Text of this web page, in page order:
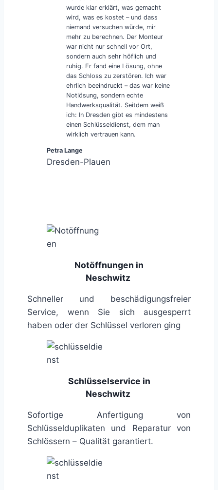
wurde klar erklärt, was gemacht
wird, was es kostet – und dass
niemand versuchen würde, mir
mehr zu berechnen. Der Monteur
war nicht nur schnell vor Ort,
sondern auch sehr höflich und
ruhig. Er fand eine Lösung, ohne
das Schloss zu zerstören. Ich war
ehrlich beeindruckt – das war keine
Notlösung, sondern echte
Handwerksqualität. Seitdem weiß
ich: In Dresden gibt es mindestens
einen Schlüsseldienst, dem man
wirklich vertrauen kann.
Petra Lange
Dresden-Plauen
Notöffnungen in
Neschwitz
Schneller und beschädigungsfreier
Service, wenn Sie sich ausgesperrt
haben oder der Schlüssel verloren ging
Schlüsselservice in
Neschwitz
Sofortige Anfertigung von
Schlüsselduplikaten und Reparatur von
Schlössern – Qualität garantiert.